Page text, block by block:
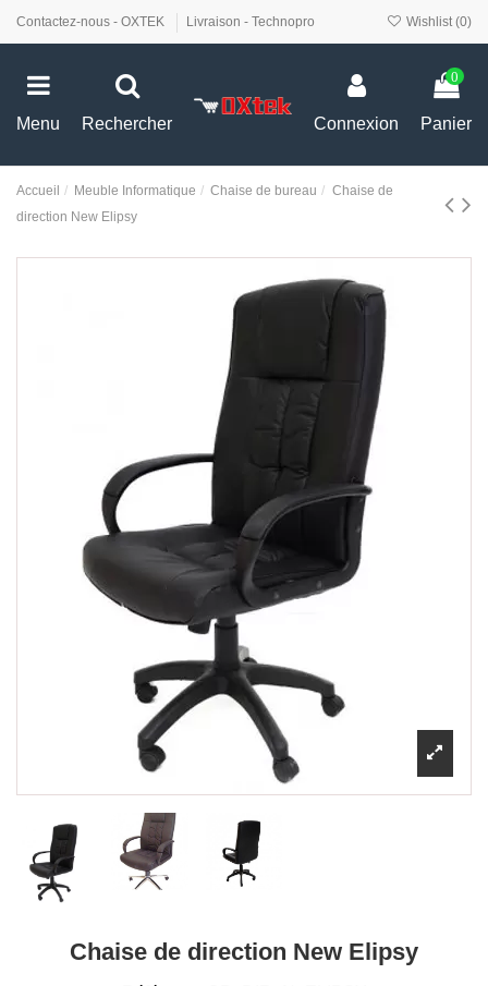
Contactez-nous - OXTEK Livraison - Technopro Wishlist (0)
Menu Rechercher Connexion
0
Panier
Accueil Meuble Informatique Chaise de bureau
Chaise de
direction New Elipsy
Chaise de direction New Elipsy